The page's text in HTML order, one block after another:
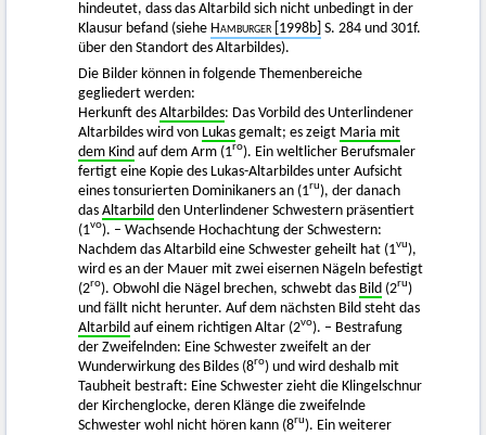
hindeutet, dass das Altarbild sich nicht unbedingt in der
Klausur befand (siehe Hamburger [1998b] S. 284 und 301f.
über den Standort des Altarbildes).
Die Bilder können in folgende Themenbereiche
gegliedert werden:
Herkunft des Altarbildes: Das Vorbild des Unterlindener
Altarbildes wird von Lukas gemalt; es zeigt Maria mit
dem Kind auf dem Arm (1ro). Ein weltlicher Berufsmaler
fertigt eine Kopie des Lukas-Altarbildes unter Aufsicht
eines tonsurierten Dominikaners an (1ru), der danach
das Altarbild den Unterlindener Schwestern präsentiert
(1vo). – Wachsende Hochachtung der Schwestern:
Nachdem das Altarbild eine Schwester geheilt hat (1vu),
wird es an der Mauer mit zwei eisernen Nägeln befestigt
(2ro). Obwohl die Nägel brechen, schwebt das Bild (2ru)
und fällt nicht herunter. Auf dem nächsten Bild steht das
Altarbild auf einem richtigen Altar (2vo). – Bestrafung
der Zweifelnden: Eine Schwester zweifelt an der
Wunderwirkung des Bildes (8ro) und wird deshalb mit
Taubheit bestraft: Eine Schwester zieht die Klingelschnur
der Kirchenglocke, deren Klänge die zweifelnde
Schwester wohl nicht hören kann (8ru). Ein weiterer